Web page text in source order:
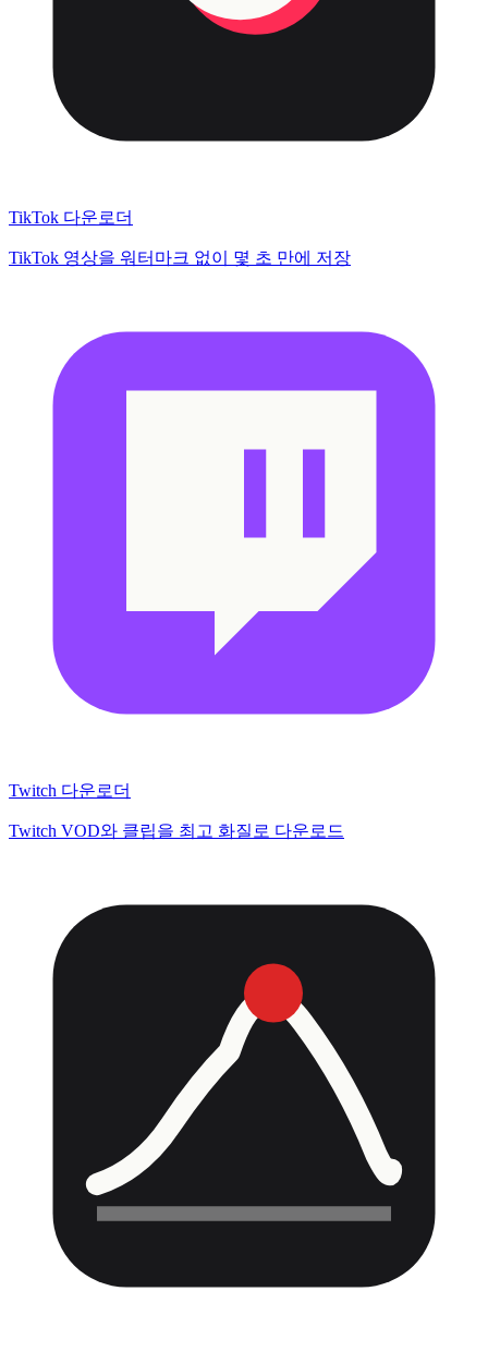
TikTok 다운로더
TikTok 영상을 워터마크 없이 몇 초 만에 저장
Twitch 다운로더
Twitch VOD와 클립을 최고 화질로 다운로드